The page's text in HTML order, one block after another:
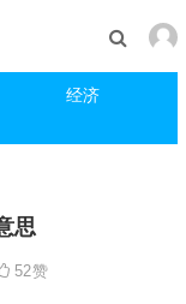
经济
思
52赞